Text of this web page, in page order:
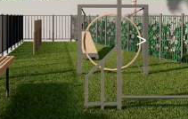
>